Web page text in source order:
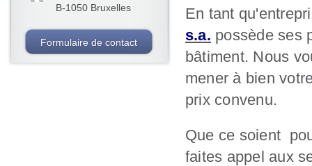
B-1050 Bruxelles
Formulaire de contact
En tant
s.a. possède ses
bâtiment. Nous
mener à bien
prix convenu.
Que ce soient
faites appel aux